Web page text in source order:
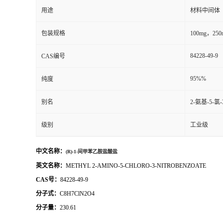
用途 材料中间体
包装规格 100mg，
CAS编号 84228-49-9
纯度 95%%
别名 2-氨基-5-氯
级别 工业级
中文名称： (R)-1-间甲苯乙胺盐酸盐
英文名称： METHYL 2-AMINO-5-CHLORO-3-NITROBENZOATE
CAS号： 84228-49-9
分子式： C8H7ClN2O4
分子量： 230.61